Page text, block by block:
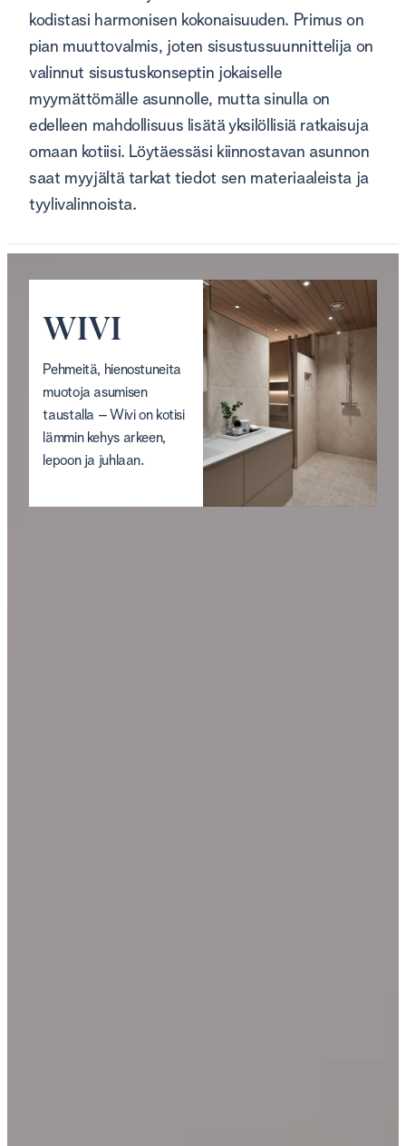
kodistasi harmonisen kokonaisuuden. Primus on
pian muuttovalmis, joten sisustussuunnittelija on
valinnut sisustuskonseptin jokaiselle
myymättömälle asunnolle, mutta sinulla on
edelleen mahdollisuus lisätä yksilöllisiä ratkaisuja
omaan kotiisi. Löytäessäsi kiinnostavan asunnon
saat myyjältä tarkat tiedot sen materiaaleista ja
tyylivalinnoista.
WIVI
Pehmeitä, hienostuneita
muotoja asumisen
taustalla – Wivi on kotisi
lämmin kehys arkeen,
lepoon ja juhlaan.